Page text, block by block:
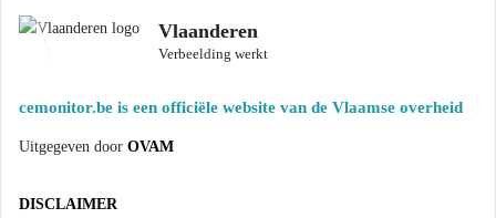
Vlaanderen
Verbeelding werkt
cemonitor.be is een officiële website van de Vlaamse overheid
Uitgegeven door OVAM
DISCLAIMER